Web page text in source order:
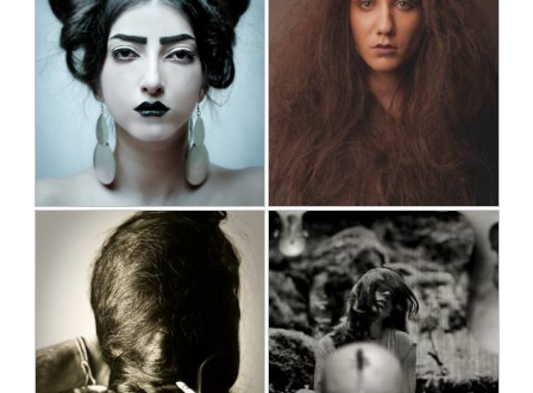
رویا
علی محمد سبوکی
1391/08/06
آزاد
بدون عنوان
علی محمد سبوکی
1391/07/27
آزاد
My angel marvel now
علی محمد سبوکی
1391/07/27
آزاد
بدون عنوان
علی محمد سبوکی
1391/07/22
آزاد